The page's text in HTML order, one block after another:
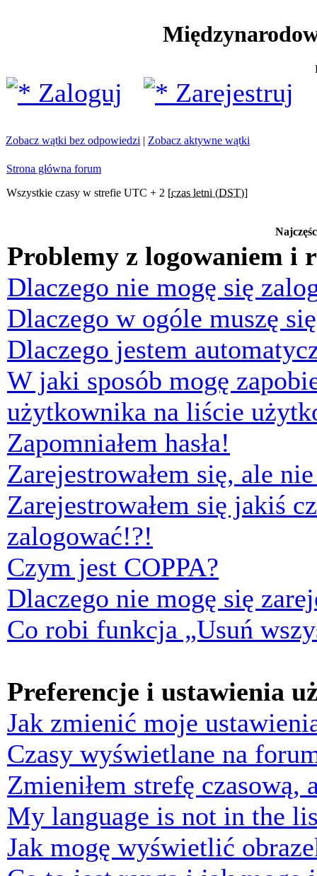
Zaloguj Zarejestruj
Zobacz wątki bez odpowiedzi | Zobacz aktywne wątki
Strona główna forum
Wszystkie czasy w strefie UTC + 2 [czas letni (DST)]
Problemy z logowaniem i
Dlaczego nie mogę się
Dlaczego w ogóle muszę
Dlaczego jestem
W jaki sposób mogę
użytkownika na liście
Zapomniałem hasła!
Zarejestrowałem się, ale
Zarejestrowałem się jakiś
zalogować!?!
Czym jest COPPA?
Dlaczego nie mogę się
Co robi funkcja „Usuń
Preferencje i ustawienia
Jak zmienić moje
Czasy wyświetlane na
Zmieniłem strefę czasową,
My language is not in the
Jak mogę wyświetlić